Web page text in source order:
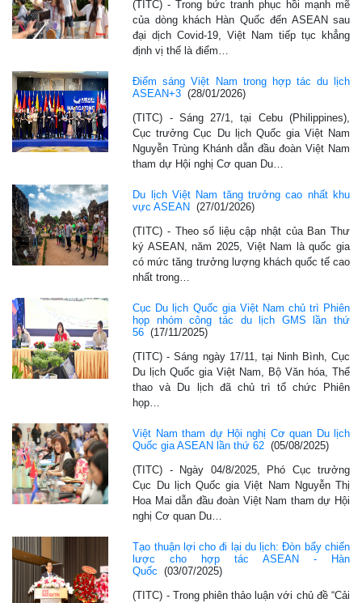
(TITC) - Trong bức tranh phục hồi mạnh mẽ
của dòng khách Hàn Quốc đến ASEAN sau
đại dịch Covid-19, Việt Nam tiếp tục khẳng
định vị thế là điểm…
Điểm sáng Việt Nam trong hợp tác du lịch
ASEAN+3 (28/01/2026)
(TITC) - Sáng 27/1, tại Cebu (Philippines),
Cục trưởng Cục Du lịch Quốc gia Việt Nam
Nguyễn Trùng Khánh dẫn đầu đoàn Việt Nam
tham dự Hội nghị Cơ quan Du…
Du lịch Việt Nam tăng trưởng cao nhất khu
vực ASEAN
(27/01/2026)
(TITC) - Theo số liệu cập nhật của Ban Thư
ký ASEAN, năm 2025, Việt Nam là quốc gia
có mức tăng trưởng lượng khách quốc tế cao
nhất trong…
Cục Du lịch Quốc gia Việt Nam chủ trì Phiên
họp nhóm công tác du lịch GMS lần thứ
56 (17/11/2025)
(TITC) - Sáng ngày 17/11, tại Ninh Bình, Cục
Du lịch Quốc gia Việt Nam, Bộ Văn hóa, Thể
thao và Du lịch đã chủ trì tổ chức Phiên
họp…
Việt Nam tham dự Hội nghị Cơ quan Du lịch
Quốc gia ASEAN lần thứ 62 (05/08/2025)
(TITC) - Ngày 04/8/2025, Phó Cục trưởng
Cục Du lịch Quốc gia Việt Nam Nguyễn Thị
Hoa Mai dẫn đầu đoàn Việt Nam tham dự Hội
nghị Cơ quan Du…
Tạo thuận lợi cho đi lại du lịch: Đòn bẩy chiến
lược cho hợp tác ASEAN - Hàn
Quốc
(03/07/2025)
(TITC) - Trong phiên thảo luận với chủ đề “Cải